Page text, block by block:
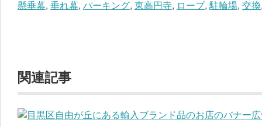
懸垂幕, 垂れ幕, パーキング, 東高円寺, ロープ, 駐輪場, 交換
関連記事